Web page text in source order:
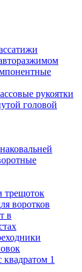
рукоятки
головой
трещоток
воротков
в
1